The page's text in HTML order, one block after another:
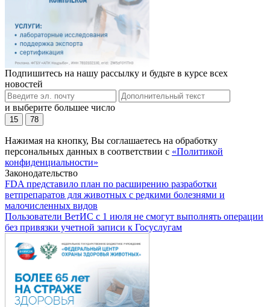
Подпишитесь на нашу рассылку и будьте в курсе всех
новостей
и выберите большее число
15 78
Нажимая на кнопку, Вы соглашаетесь на обработку
персональных данных в соответствии с «Политикой
конфиденциальности»
Законодательство
FDA представило план по расширению разработки
ветпрепаратов для животных с редкими болезнями и
малочисленных видов
Пользователи ВетИС с 1 июля не смогут выполнять операции
без привязки учетной записи к Госуслугам